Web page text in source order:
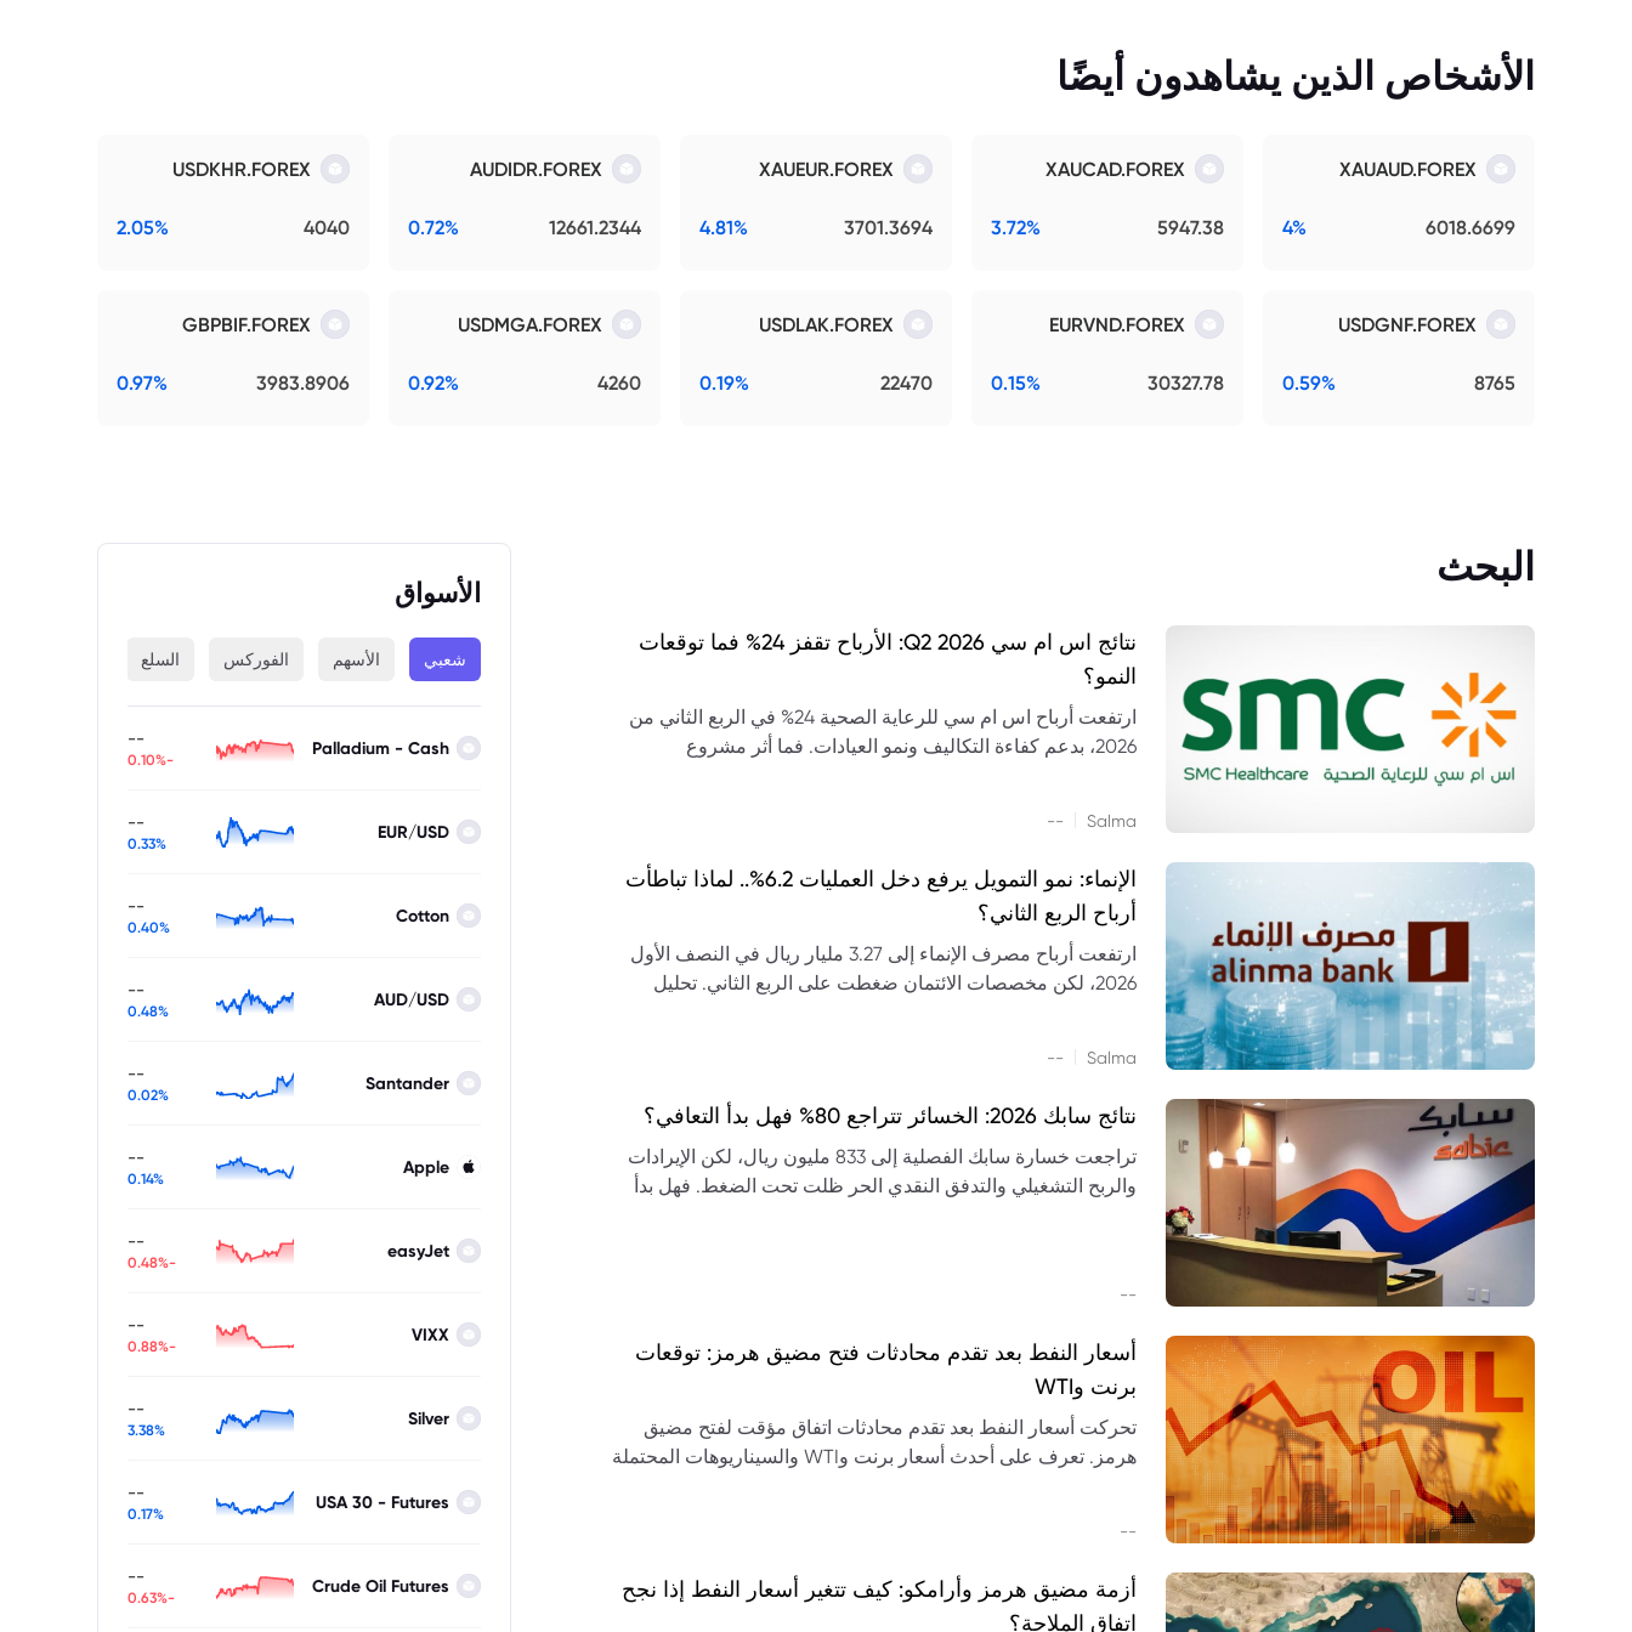
الأشخاص الذين يشاهدون أيضًا
XAUAUD.FOREX
6018.6699
4%
XAUCAD.FOREX
5947.38
3.72%
XAUEUR.FOREX
3701.3694
4.81%
AUDIDR.FOREX
12661.2344
0.72%
USDKHR.FOREX
4040
2.05%
USDGNF.FOREX
8765
0.59%
EURVND.FOREX
30327.78
0.15%
USDLAK.FOREX
22470
0.19%
USDMGA.FOREX
4260
0.92%
GBPBIF.FOREX
3983.8906
0.97%
البحث
نتائج اس ام سي Q2 2026: الأرباح تقفز 24% فما توقعات
النمو؟
ارتفعت أرباح اس ام سي للرعاية الصحية 24% في الربع الثاني من
2026، بدعم كفاءة التكاليف ونمو العيادات. فما أثر مشروع
Salma
--
الإنماء: نمو التمويل يرفع دخل العمليات 6.2%.. لماذا تباطأت
أرباح الربع الثاني؟
ارتفعت أرباح مصرف الإنماء إلى 3.27 مليار ريال في النصف الأول
2026، لكن مخصصات الائتمان ضغطت على الربع الثاني. تحليل
Salma
--
نتائج سابك 2026: الخسائر تتراجع 80% فهل بدأ التعافي؟
تراجعت خسارة سابك الفصلية إلى 833 مليون ريال، لكن الإيرادات
والربح التشغيلي والتدفق النقدي الحر ظلت تحت الضغط. فهل بدأ
--
أسعار النفط بعد تقدم محادثات فتح مضيق هرمز: توقعات
برنت وWTI
تحركت أسعار النفط بعد تقدم محادثات اتفاق مؤقت لفتح مضيق
هرمز. تعرف على أحدث أسعار برنت وWTI والسيناريوهات المحتملة
--
أزمة مضيق هرمز وأرامكو: كيف تتغير أسعار النفط إذا نجح
اتفاق الملاحة؟
الأسواق
شعبي الأسهم الفوركس السلع
Palladium - Cash
--
-0.10%
EUR/USD
--
0.33%
Cotton
--
0.40%
AUD/USD
--
0.48%
Santander
--
0.02%
Apple
--
0.14%
easyJet
--
-0.48%
VIXX
--
-0.88%
Silver
--
3.38%
USA 30 - Futures
--
0.17%
Crude Oil Futures
--
-0.63%